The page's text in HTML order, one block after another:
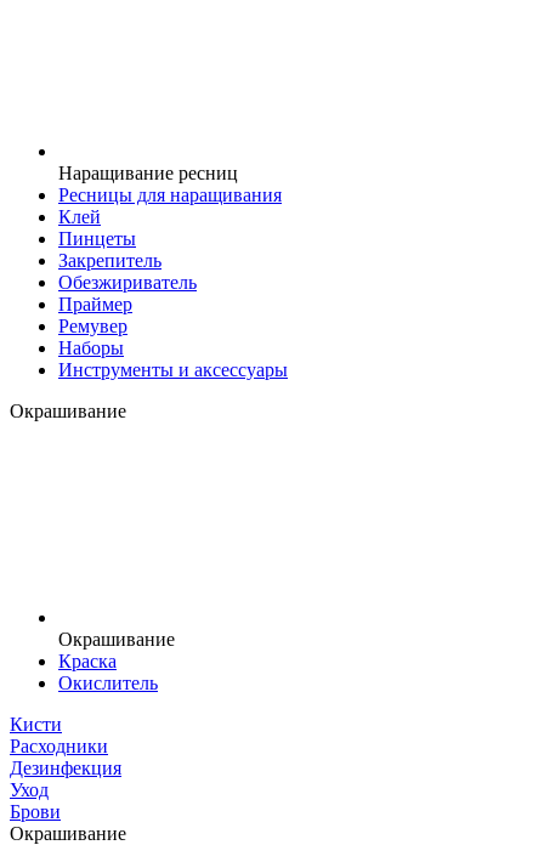
Наращивание ресниц
Ресницы для наращивания
Клей
Пинцеты
Закрепитель
Обезжириватель
Праймер
Ремувер
Наборы
Инструменты и аксессуары
Окрашивание
Окрашивание
Краска
Окислитель
Кисти
Расходники
Дезинфекция
Уход
Брови
Окрашивание